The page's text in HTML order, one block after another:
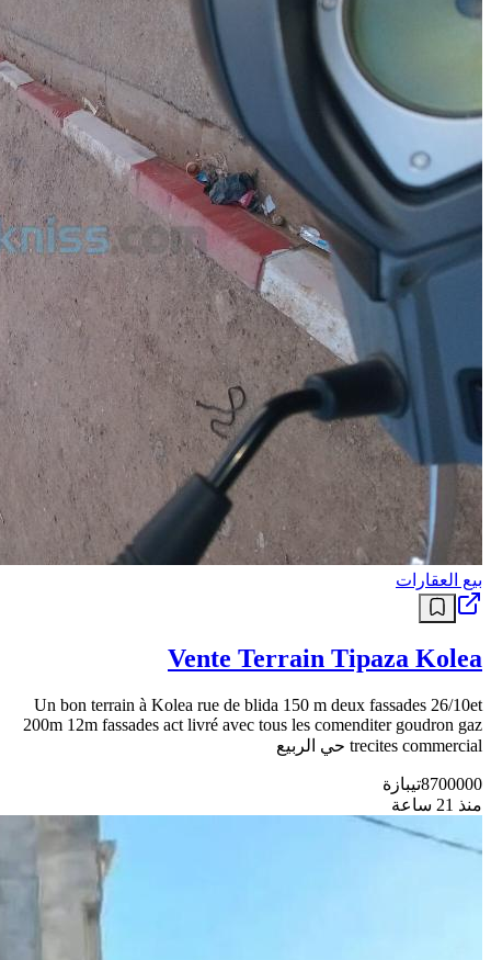
بيع العقارات
Vente Terrain Tipaza Kolea
Un bon terrain à Kolea rue de blida 150 m deux fassades 26/10et
200m 12m fassades act livré avec tous les comenditer goudron gaz
trecites commercial حي الربيع
8700000تيبازة
منذ 21 ساعة